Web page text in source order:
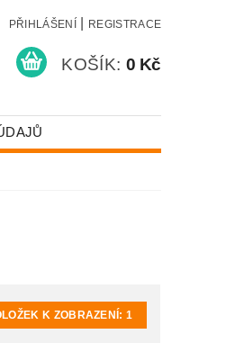
PŘIHLÁŠENÍ REGISTRACE
KOŠÍK: 0 Kč
K ZOBRAZENÍ:1